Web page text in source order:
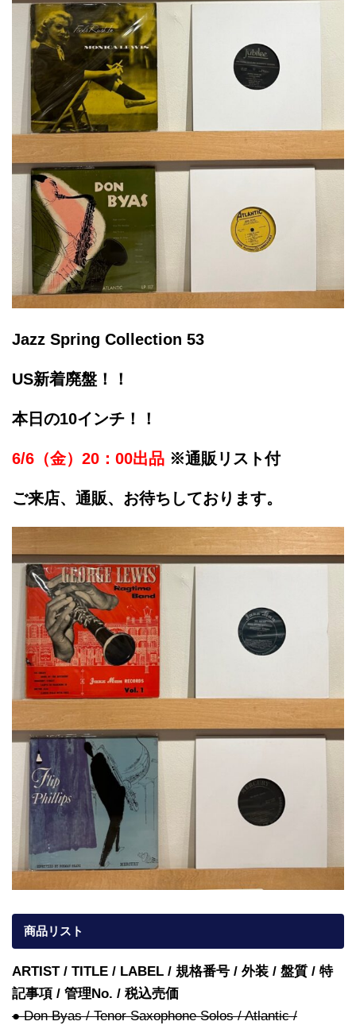
Jazz Spring Collection 53
US新着廃盤！！
本日の10インチ！！
6/6（金）20：00出品 ※通販リスト付
ご来店、通販、お待ちしております。
商品リスト
ARTIST / TITLE / LABEL / 規格番号 / 外装 / 盤質 / 特
記事項 / 管理No. / 税込売価
● Don Byas / Tenor Saxophone Solos / Atlantic /